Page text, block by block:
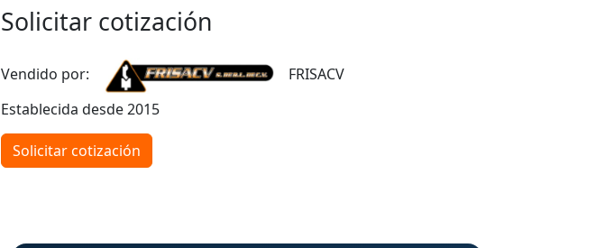
Solicitar cotización
Vendido por:
FRISACV
Establecida desde 2015
Solicitar cotización